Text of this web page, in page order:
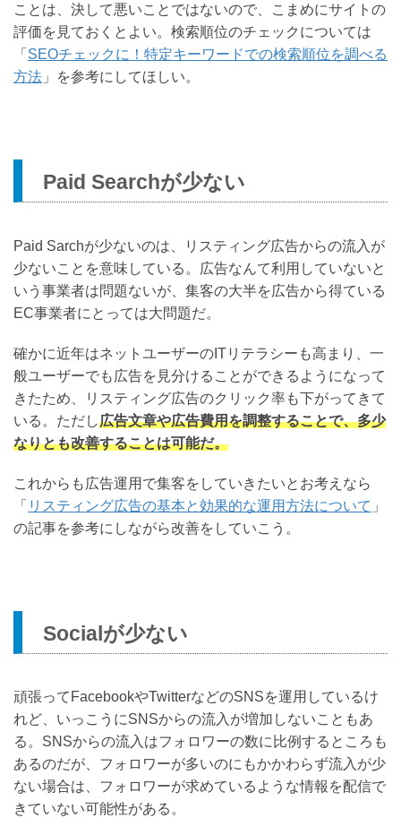
ことは、決して悪いことではないので、こまめにサイトの
評価を見ておくとよい。検索順位のチェックについては
「 SEOチェックに！特定キーワードでの検索順位を調べる
方法 」を参考にしてほしい。
Paid Searchが少ない
Paid Sarchが少ないのは、リスティング広告からの流入が
少ないことを意味している。広告なんて利用していないと
いう事業者は問題ないが、集客の大半を広告から得ている
EC事業者にとっては大問題だ。
確かに近年はネットユーザーのITリテラシーも高まり、一
般ユーザーでも広告を見分けることができるようになって
きたため、リスティング広告のクリック率も下がってきて
いる。ただし広告文章や広告費用を調整することで、多少
なりとも改善することは可能だ。
これからも広告運用で集客をしていきたいとお考えなら
「 リスティング広告の基本と効果的な運用方法について 」
の記事を参考にしながら改善をしていこう。
Socialが少ない
頑張ってFacebookやTwitterなどのSNSを運用しているけ
れど、いっこうにSNSからの流入が増加しないこともあ
る。SNSからの流入はフォロワーの数に比例するところも
あるのだが、フォロワーが多いのにもかかわらず流入が少
ない場合は、フォロワーが求めているような情報を配信で
きていない可能性がある。